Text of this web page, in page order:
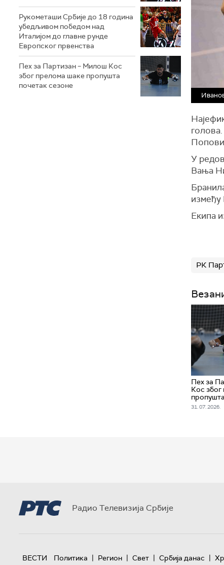
Рукометаши Србије до 18 година
убедљивом победом над
Италијом до главне рунде
Европског првенства
Пех за Партизан – Милош Кос
због прелома шаке пропушта
почетак сезоне
У
Вања
између
Екипа
РК
Пех за
Кос
31. 07. 2026.
Радио Телевизија Србије
ВЕСТИ Политика | Регион | Свет | Србија данас |